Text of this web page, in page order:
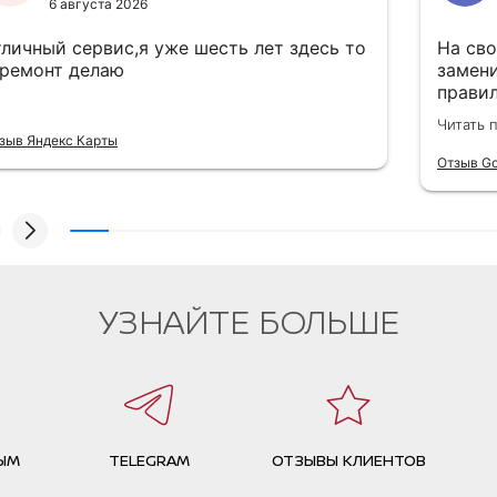
6 августа 2026
сервис,я уже шесть лет здесь то
делаю
Яндекс Карты
На
по
Читать
Отзыв
УЗНАЙТЕ БОЛЬШЕ
TELEGRAM ОТЗЫВЫ КЛИЕНТОВ